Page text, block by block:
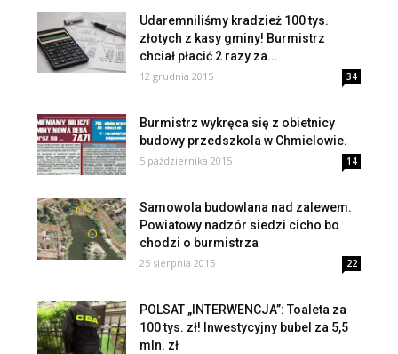
Udaremniliśmy kradzież 100 tys.
złotych z kasy gminy! Burmistrz
chciał płacić 2 razy za...
12 grudnia 2015 34
Burmistrz wykręca się z obietnicy
budowy przedszkola w Chmielowie.
5 października 2015 14
Samowola budowlana nad zalewem.
Powiatowy nadzór siedzi cicho bo
chodzi o burmistrza
25 sierpnia 2015 22
POLSAT „INTERWENCJA”: Toaleta za
100 tys. zł! Inwestycyjny bubel za 5,5
mln. zł